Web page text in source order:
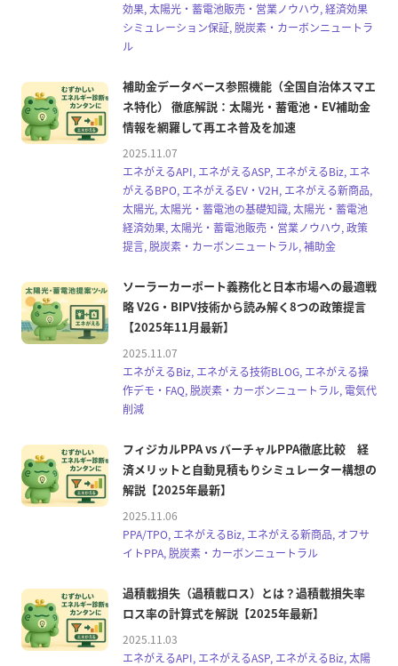
効果, 太陽光・蓄電池販売・営業ノウハウ, 経済効果
シミュレーション保証, 脱炭素・カーボンニュートラ
ル
補助金データベース参照機能（全国自治体スマエ
ネ特化） 徹底解説：太陽光・蓄電池・EV補助金
情報を網羅して再エネ普及を加速
2025.11.07
エネがえるAPI, エネがえるASP, エネがえるBiz, エネ
がえるBPO, エネがえるEV・V2H, エネがえる新商品,
太陽光, 太陽光・蓄電池の基礎知識, 太陽光・蓄電池
経済効果, 太陽光・蓄電池販売・営業ノウハウ, 政策
提言, 脱炭素・カーボンニュートラル, 補助金
ソーラーカーポート義務化と日本市場への最適戦
略 V2G・BIPV技術から読み解く8つの政策提言
【2025年11月最新】
2025.11.07
エネがえるBiz, エネがえる技術BLOG, エネがえる操
作デモ・FAQ, 脱炭素・カーボンニュートラル, 電気代
削減
フィジカルPPA vs バーチャルPPA徹底比較 経
済メリットと自動見積もりシミュレーター構想の
解説【2025年最新】
2025.11.06
PPA/TPO, エネがえるBiz, エネがえる新商品, オフサ
イトPPA, 脱炭素・カーボンニュートラル
過積載損失（過積載ロス）とは？過積載損失率
ロス率の計算式を解説【2025年最新】
2025.11.03
エネがえるAPI, エネがえるASP, エネがえるBiz, 太陽